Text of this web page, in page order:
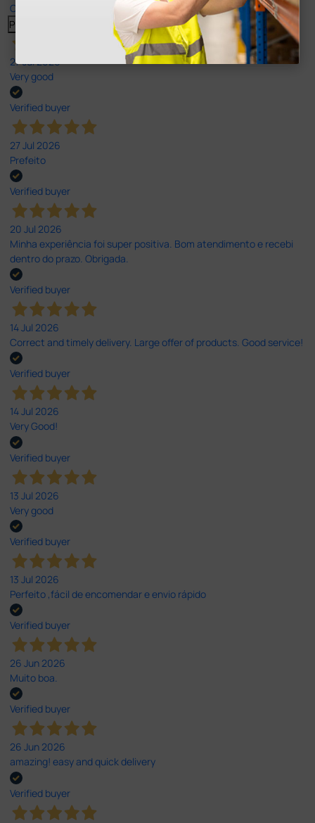
Click here to read them all >
Previous
27 Jul 2026
Very good
Verified buyer
27 Jul 2026
Prefeito
Verified buyer
20 Jul 2026
Minha experiência foi super positiva. Bom atendimento e recebi
dentro do prazo. Obrigada.
Verified buyer
14 Jul 2026
Correct and timely delivery. Large offer of products. Good service!
Verified buyer
14 Jul 2026
Very Good!
Verified buyer
13 Jul 2026
Very good
Verified buyer
13 Jul 2026
Perfeito ,fácil de encomendar e envio rápido
Verified buyer
26 Jun 2026
Muito boa.
Verified buyer
26 Jun 2026
amazing! easy and quick delivery
Verified buyer